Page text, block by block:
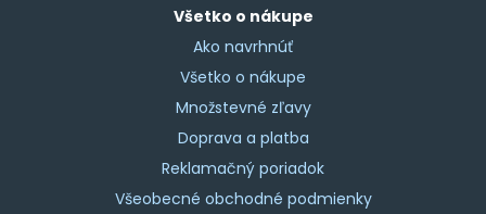
Všetko o nákupe
Ako navrhnúť
Všetko o nákupe
Množstevné zľavy
Doprava a platba
Reklamačný poriadok
Všeobecné obchodné podmienky